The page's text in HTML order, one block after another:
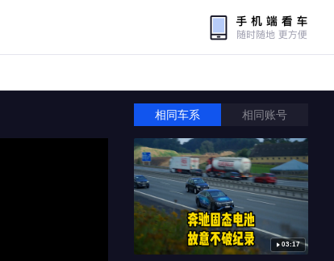
相同车系 相同账号
03:17